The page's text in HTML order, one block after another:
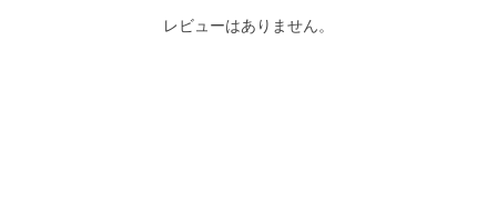
レビューはありません。